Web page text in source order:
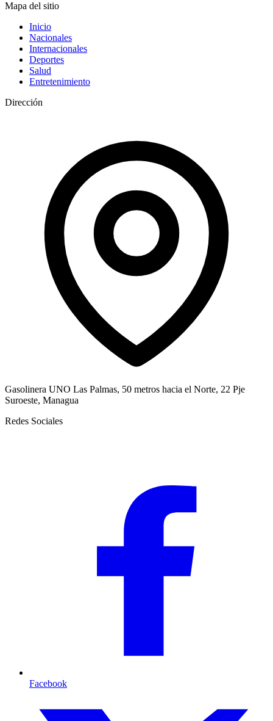
Mapa del sitio
Inicio
Nacionales
Internacionales
Deportes
Salud
Entretenimiento
Dirección
Gasolinera UNO Las Palmas, 50 metros hacia el Norte, 22 Pje
Suroeste, Managua
Redes Sociales
Facebook